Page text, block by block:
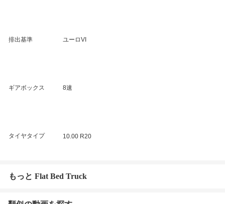
排出基準 ユーロVI
ギアボックス 8速
タイヤタイプ 10.00 R20
もっと Flat Bed Truck